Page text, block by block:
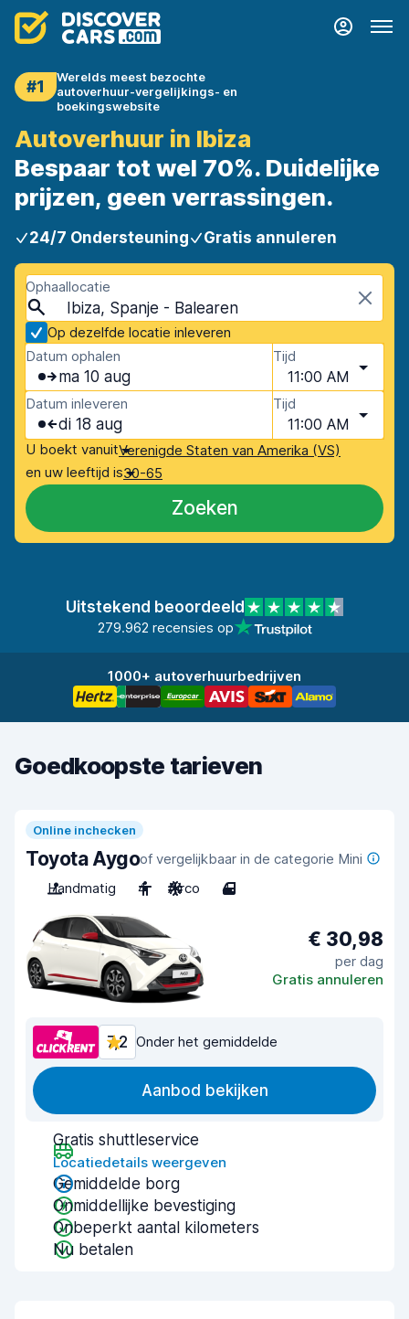
#1
Werelds meest bezochte
autoverhuur-vergelijkings- en
boekingswebsite
Autoverhuur in Ibiza
Bespaar tot wel 70%. Duidelijke
prijzen, geen verrassingen.
24/7 Ondersteuning Gratis annuleren
Ophaallocatie
Ibiza, Spanje - Balearen
Op dezelfde locatie inleveren
Datum ophalen
ma 10 aug
Tijd
11:00 AM
Datum inleveren
di 18 aug
Tijd
11:00 AM
U boekt vanuitVerenigde Staten van Amerika (VS)
en uw leeftijd is30-65
Zoeken
Uitstekend beoordeeld
279.962 recensies op
1000+ autoverhuurbedrijven
Goedkoopste tarieven
Online inchecken
Toyota Aygoof vergelijkbaar in de categorie Mini
Handmatig
4 Airco 4
€ 30,98
per dag
Gratis annuleren
7,2 Onder het gemiddelde
Aanbod bekijken
Gratis shuttleservice
Locatiedetails weergeven
Gemiddelde borg
Onmiddellijke bevestiging
Onbeperkt aantal kilometers
Nu betalen